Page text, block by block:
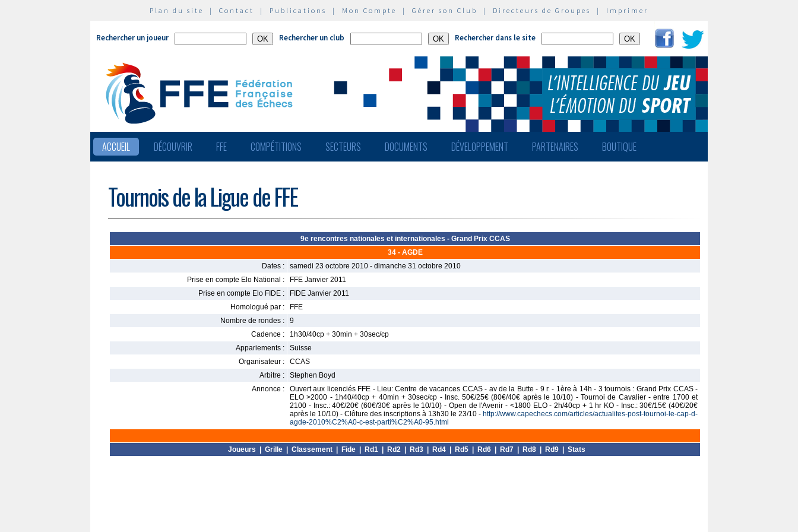
Plan du site | Contact | Publications | Mon Compte | Gérer son Club | Directeurs de Groupes | Imprimer
Rechercher un joueur Rechercher un club Rechercher dans le site
ACCUEIL DÉCOUVRIR FFE COMPÉTITIONS SECTEURS DOCUMENTS DÉVELOPPEMENT PARTENAIRES BOUTIQUE
Tournois de la Ligue de FFE
9e rencontres nationales et internationales - Grand Prix CCAS
34 - AGDE
Dates :
samedi 23 octobre 2010 - dimanche 31 octobre 2010
Prise en compte Elo National :
FFE Janvier 2011
Prise en compte Elo FIDE :
FIDE Janvier 2011
Homologué par :
FFE
Nombre de rondes :
9
Cadence :
1h30/40cp + 30min + 30sec/cp
Appariements :
Suisse
Organisateur :
CCAS
Arbitre :
Stephen Boyd
Annonce :
Ouvert aux licenciés FFE - Lieu: Centre de vacances CCAS - av de la Butte - 9 r. - 1ère à 14h - 3 tournois : Grand Prix CCAS -
ELO >2000 - 1h40/40cp + 40min + 30sec/cp - Insc. 50€/25€ (80€/40€ après le 10/10) - Tournoi de Cavalier - entre 1700 et
2100 - Insc.: 40€/20€ (60€/30€ après le 10/10) - Open de l'Avenir - <1800 ELO - 2h/40cp + 1 hr KO - Insc.: 30€/15€ (40€/20€
après le 10/10) - Clôture des inscriptions à 13h30 le 23/10 - http://www.capechecs.com/articles/actualites-post-tournoi-le-cap-d-
agde-2010%C2%A0-c-est-parti%C2%A0-95.html
Joueurs Grille Classement Fide Rd1 Rd2 Rd3 Rd4 Rd5 Rd6 Rd7 Rd8 Rd9 Stats